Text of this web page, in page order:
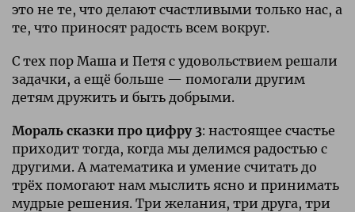
это не те, что делают счастливыми только нас, а
те, что приносят радость всем вокруг.
С тех пор Маша и Петя с удовольствием решали
задачки, а ещё больше — помогали другим
детям дружить и быть добрыми.
Мораль сказки про цифру 3: настоящее счастье
приходит тогда, когда мы делимся радостью с
другими. А математика и умение считать до
трёх помогают нам мыслить ясно и принимать
мудрые решения. Три желания, три друга, три